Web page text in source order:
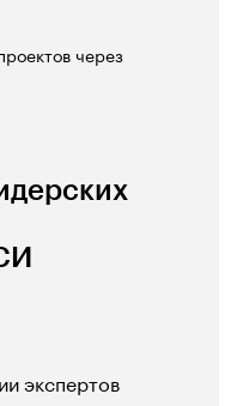
экспертов